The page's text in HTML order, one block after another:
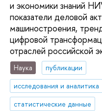
и экономики знаний
показатели деловой
машиностроения,
цифровой
отраслей российской
Наука
публикации
исследования и аналитика
статистические данные